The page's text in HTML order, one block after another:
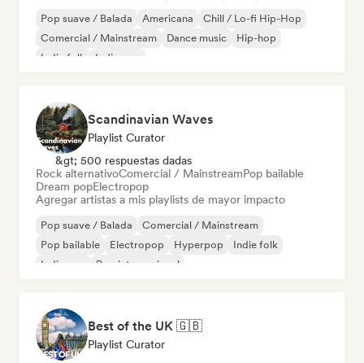
Pop suave / Balada Americana
Chill / Lo-fi Hip-Hop
Comercial / Mainstream
Dance music
Hip-hop
Indie folk
Indie pop
Scandinavian Waves
Playlist Curator
&gt; 500 respuestas dadas
Rock alternativoComercial / MainstreamPop bailable
Dream popElectropop
Agregar artistas a mis playlists de mayor impacto
Pop suave / Balada
Comercial / Mainstream
Pop bailable
Electropop Hyperpop
Indie folk
Indie pop
Pop internacional
Best of the UK 🇬🇧
Playlist Curator